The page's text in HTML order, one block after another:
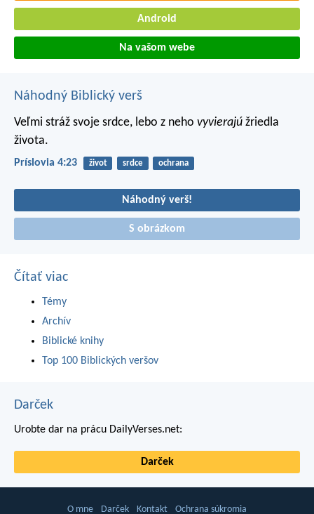
Android
Na vašom webe
Náhodný Biblický verš
Veľmi stráž svoje srdce, lebo z neho vyvierajú žriedla
života.
Príslovia 4:23 život srdce ochrana
Náhodný verš!
S obrázkom
Čítať viac
Témy
Archív
Biblické knihy
Top 100 Biblických veršov
Darček
Urobte dar na prácu DailyVerses.net:
Darček
O mne Darček Kontakt Ochrana súkromia